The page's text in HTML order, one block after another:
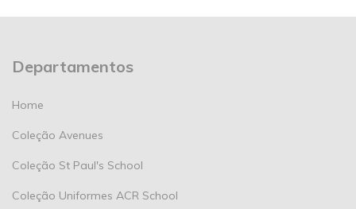
Departamentos
Home
Coleção Avenues
Coleção St Paul's School
Coleção Uniformes ACR School